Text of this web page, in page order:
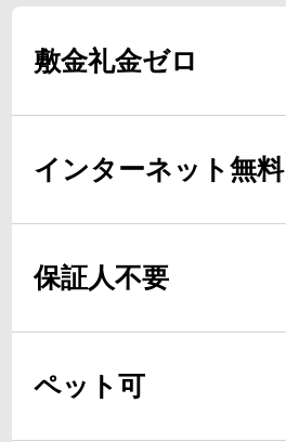
敷金礼金ゼロ
インターネット無料
保証人不要
ペット可